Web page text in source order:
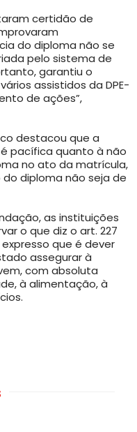
certidão de
do diploma não se
pelo sistema de
garantiu o
assistidos da DPE-
de ações”,
destacou que a
pacífica quanto à não
no ato da matrícula,
diploma não seja de
as instituições
o que diz o art. 227
que é dever
assegurar à
com absoluta
à alimentação, à